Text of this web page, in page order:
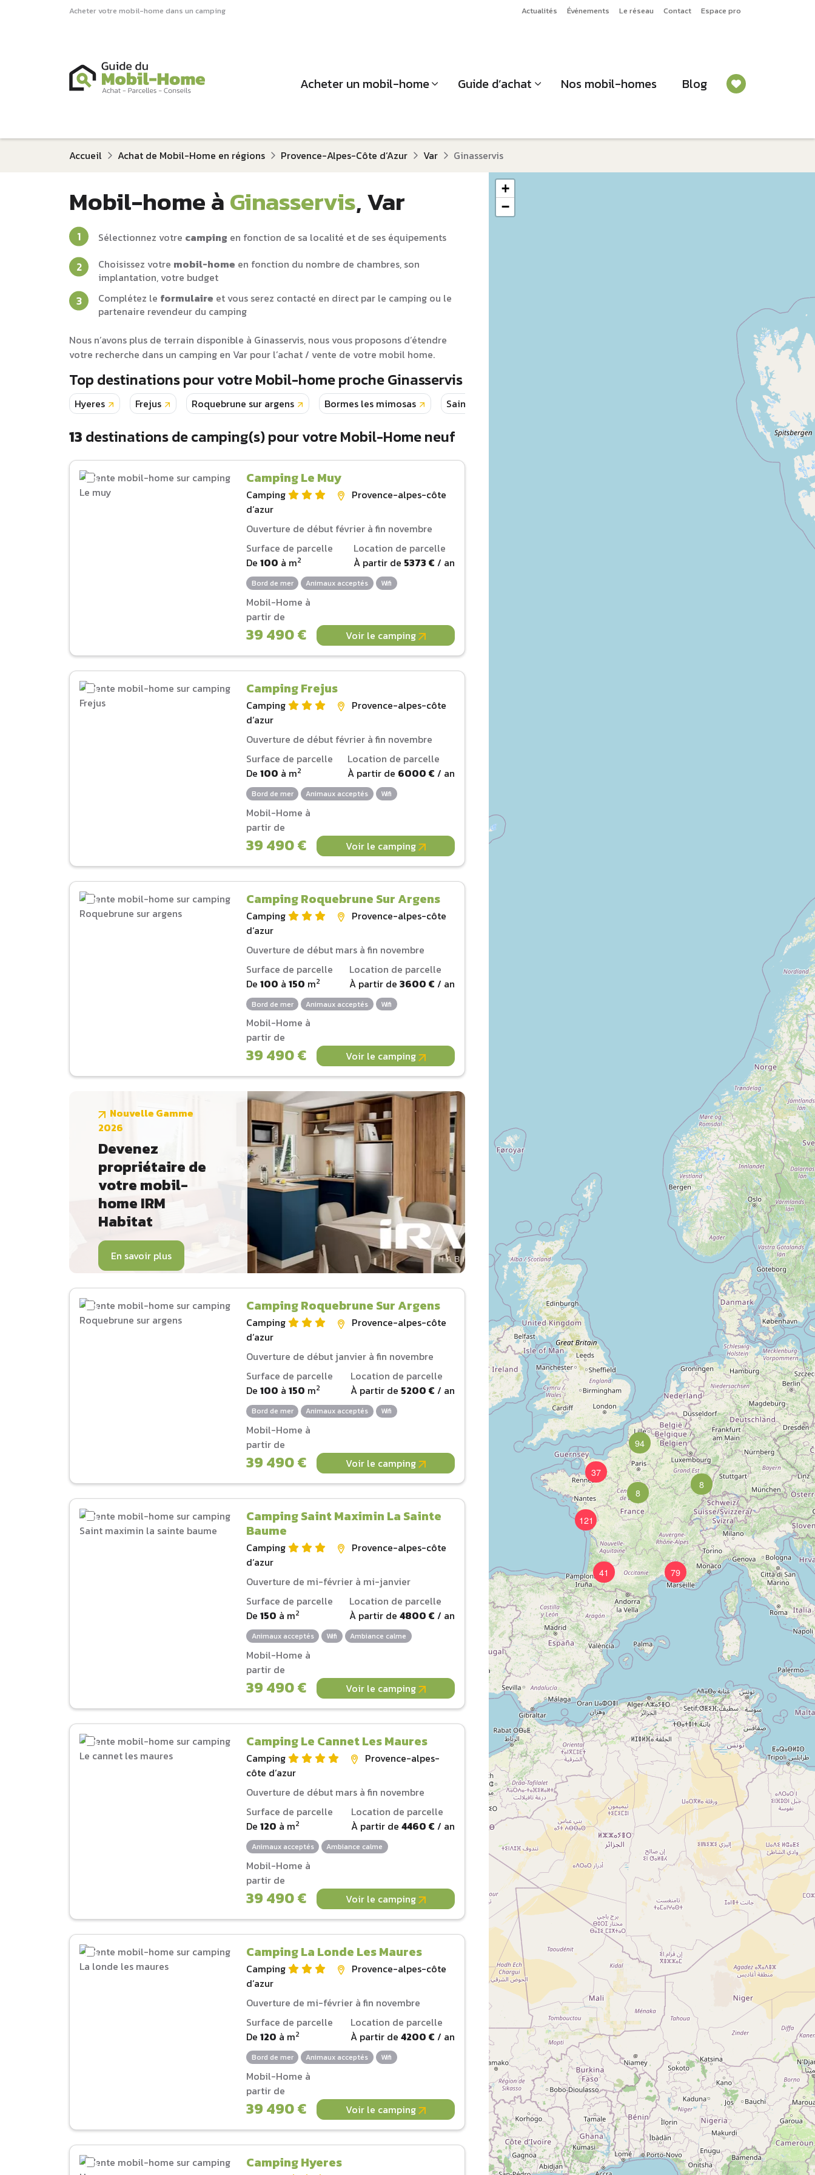
Acheter votre mobil-home dans un camping Actualités Événements Le réseau Contact Espace pro
Acheter un mobil-home Guide d’achat Nos mobil-homes Blog
Accueil Achat de Mobil-Home en régions Provence-Alpes-Côte d‘Azur Var Ginasservis
8
37
8
94
79
121
41
+
−
Mobil-home àGinasservis, Var
Sélectionnez votre camping en fonction de sa localité et de ses équipements
Choisissez votre mobil-home en fonction du nombre de chambres, son
implantation, votre budget
Complétez le formulaire et vous serez contacté en direct par le camping ou le
partenaire revendeur du camping
Nous n’avons plus de terrain disponible à Ginasservis, nous vous proposons d’étendre
votre recherche dans un camping en Var pour l’achat / vente de votre mobil home.
Top destinations pour votre Mobil-home proche Ginasservis
Hyeres Frejus Roquebrune sur argens Bormes les mimosas Saint raphael Le pradet
13 destinations de camping(s) pour votre Mobil-Home neuf
Camping Le Muy
Camping
Provence-alpes-côte
d‘azur
Ouverture de début février à fin novembre
Surface de parcelle
De100 à m2
Location de parcelle
À partir de 5373 € / an
Bord de mer Animaux acceptés Wifi
Mobil-Home à
partir de
39 490 € Voir le camping
Camping Frejus
Camping
Provence-alpes-côte
d‘azur
Ouverture de début février à fin novembre
Surface de parcelle
De100 à m2
Location de parcelle
À partir de 6000 € / an
Bord de mer Animaux acceptés Wifi
Mobil-Home à
partir de
39 490 € Voir le camping
Camping Roquebrune Sur Argens
Camping
Provence-alpes-côte
d‘azur
Ouverture de début mars à fin novembre
Surface de parcelle
De100 à150 m2
Location de parcelle
À partir de 3600 € / an
Bord de mer Animaux acceptés Wifi
Mobil-Home à
partir de
39 490 € Voir le camping
Nouvelle Gamme
2026
Devenez
propriétaire de
votre mobil-
home IRM
Habitat
En savoir plus
Camping Roquebrune Sur Argens
Camping
Provence-alpes-côte
d‘azur
Ouverture de début janvier à fin novembre
Surface de parcelle
De100 à150 m2
Location de parcelle
À partir de 5200 € / an
Bord de mer Animaux acceptés Wifi
Mobil-Home à
partir de
39 490 € Voir le camping
Camping Saint Maximin La Sainte
Baume
Camping
Provence-alpes-côte
d‘azur
Ouverture de mi-février à mi-janvier
Surface de parcelle
De150 à m2
Location de parcelle
À partir de 4800 € / an
Animaux acceptés Wifi Ambiance calme
Mobil-Home à
partir de
39 490 € Voir le camping
Camping Le Cannet Les Maures
Camping
Provence-alpes-
côte d‘azur
Ouverture de début mars à fin novembre
Surface de parcelle
De120 à m2
Location de parcelle
À partir de 4460 € / an
Animaux acceptés Ambiance calme
Mobil-Home à
partir de
39 490 € Voir le camping
Camping La Londe Les Maures
Camping
Provence-alpes-côte
d‘azur
Ouverture de mi-février à fin novembre
Surface de parcelle
De120 à m2
Location de parcelle
À partir de 4200 € / an
Bord de mer Animaux acceptés Wifi
Mobil-Home à
partir de
39 490 € Voir le camping
Camping Hyeres